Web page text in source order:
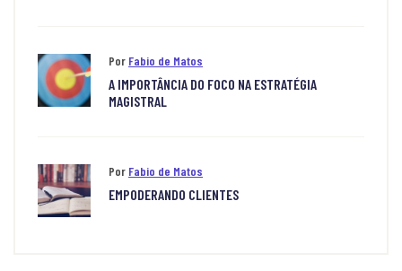
Por Fabio de Matos
A IMPORTÂNCIA DO FOCO NA ESTRATÉGIA
MAGISTRAL
Por Fabio de Matos
EMPODERANDO CLIENTES